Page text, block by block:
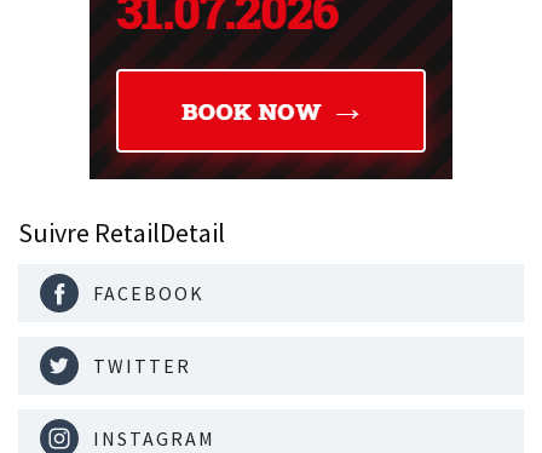
Suivre RetailDetail
FACEBOOK
TWITTER
INSTAGRAM